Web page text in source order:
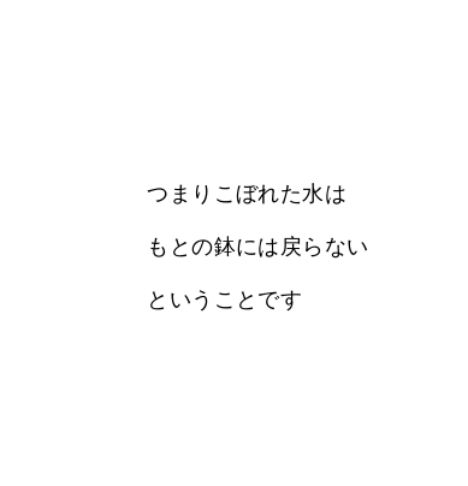
つまりこぼれた水は
もとの鉢には戻らない
ということです